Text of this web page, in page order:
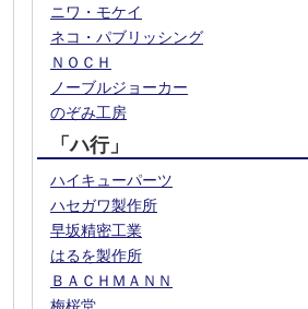
ニワ・モケイ
ネコ・パブリッシング
ＮＯＣＨ
ノーブルジョーカー
のぞみ工房
「ハ行」
ハイキューパーツ
ハセガワ製作所
早坂精密工業
はるを製作所
ＢＡＣＨＭＡＮＮ